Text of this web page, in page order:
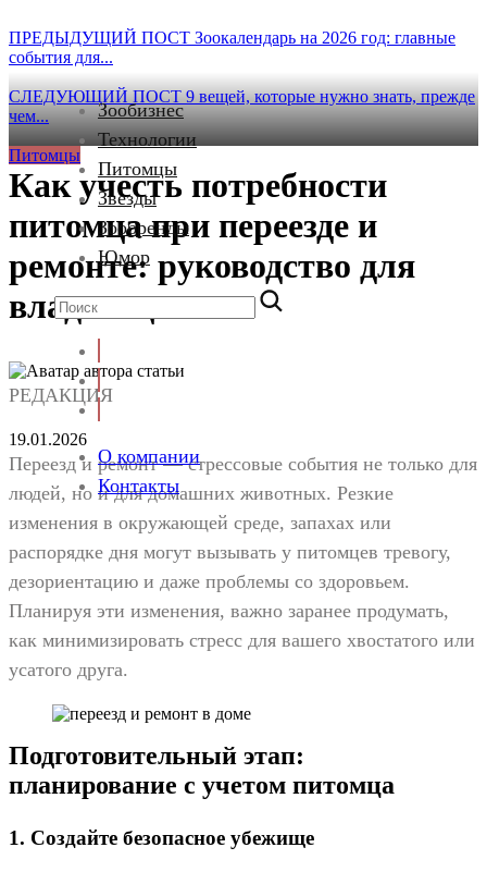
Зообизнес
Технологии
Питомцы
Звезды
Зообренды
Юмор
О компании
Контакты
ПРЕДЫДУЩИЙ ПОСТ Зоокалендарь на 2026 год: главные
события для...
СЛЕДУЮЩИЙ ПОСТ 9 вещей, которые нужно знать, прежде
чем...
Питомцы
Как учесть потребности
питомца при переезде и
ремонте: руководство для
владельцев
РЕДАКЦИЯ
19.01.2026
Переезд и ремонт — стрессовые события не только для
людей, но и для домашних животных. Резкие
изменения в окружающей среде, запахах или
распорядке дня могут вызывать у питомцев тревогу,
дезориентацию и даже проблемы со здоровьем.
Планируя эти изменения, важно заранее продумать,
как минимизировать стресс для вашего хвостатого или
усатого друга.
Подготовительный этап:
планирование с учетом питомца
1. Создайте безопасное убежище